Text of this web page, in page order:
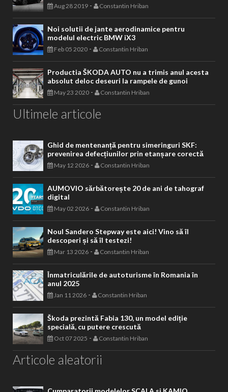
Aug 28 2019 - Constantin Hriban
Noi solutii de jante aerodinamice pentru
modelul electric BMW iX3
Feb 05 2020 - Constantin Hriban
Productia ŠKODA AUTO nu a trimis anul acesta
absolut deloc deseuri la rampele de gunoi
May 23 2020 - Constantin Hriban
Ultimele articole
Ghid de mentenanță pentru simeringuri SKF:
prevenirea defecțiunilor prin etanșare corectă
May 12 2026 - Constantin Hriban
AUMOVIO sărbătorește 20 de ani de tahograf
digital
May 02 2026 - Constantin Hriban
Noul Sandero Stepway este aici! Vino să îl
descoperi și să îl testezi!
Mar 13 2026 - Constantin Hriban
Înmatriculările de autoturisme în Romania în
anul 2025
Jan 11 2026 - Constantin Hriban
Škoda prezintă Fabia 130, un model ediție
specială, cu putere crescută
Oct 07 2025 - Constantin Hriban
Articole aleatorii